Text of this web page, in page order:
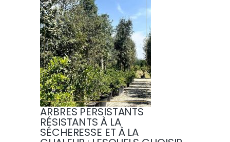
ARBRES PERSISTANTS
RÉSISTANTS À LA
SÉCHERESSE ET À LA